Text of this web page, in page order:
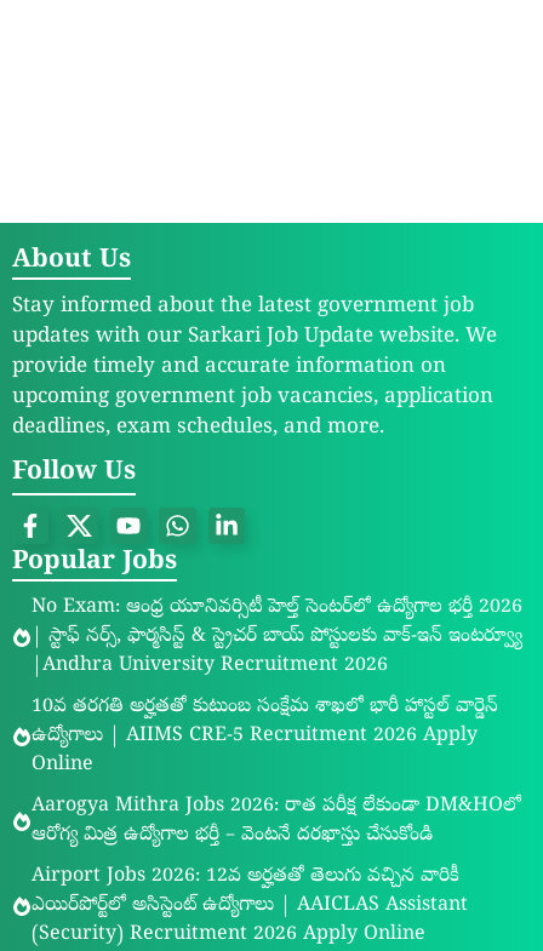
About Us
Stay informed about the latest government job
updates with our Sarkari Job Update website. We
provide timely and accurate information on
upcoming government job vacancies, application
deadlines, exam schedules, and more.
Follow Us
Popular Jobs
No Exam: ఆంధ్ర యూనివర్సిటీ హెల్త్ సెంటర్‌లో ఉద్యోగాల భర్తీ 2026
| స్టాఫ్ నర్స్, ఫార్మసిస్ట్ & స్ట్రెచర్ బాయ్ పోస్టులకు వాక్-ఇన్ ఇంటర్వ్యూ
|Andhra University Recruitment 2026
10వ తరగతి అర్హతతో కుటుంబ సంక్షేమ శాఖలో భారీ హాస్టల్ వార్డెన్
ఉద్యోగాలు | AIIMS CRE-5 Recruitment 2026 Apply
Online
Aarogya Mithra Jobs 2026: రాత పరీక్ష లేకుండా DM&HOలో
ఆరోగ్య మిత్ర ఉద్యోగాల భర్తీ – వెంటనే దరఖాస్తు చేసుకోండి
Airport Jobs 2026: 12వ అర్హతతో తెలుగు వచ్చిన వారికీ
ఎయిర్‌పోర్ట్‌లో అసిస్టెంట్ ఉద్యోగాలు | AAICLAS Assistant
(Security) Recruitment 2026 Apply Online